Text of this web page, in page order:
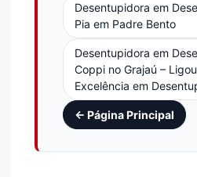
Desentupidora em
Pia em Padre Bento
Desentupidora em
Coppi no Grajaú –
Excelência em
← Página Principal